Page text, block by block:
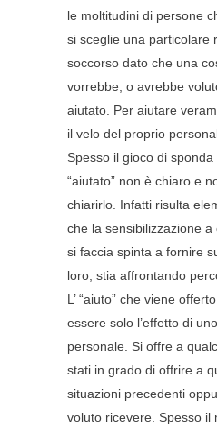
le moltitudini di persone
si sceglie una particolare
soccorso dato che una
vorrebbe, o avrebbe
aiutato. Per aiutare
il velo del proprio
Spesso il gioco di
“aiutato” non è chiaro e
chiarirlo. Infatti risulta
che la sensibilizzazione
si faccia spinta a fornire
loro, stia affrontando
L’ “aiuto” che viene
essere solo l’effetto di
personale. Si offre a
stati in grado di offrire a
situazioni precedenti
voluto ricevere. Spesso il